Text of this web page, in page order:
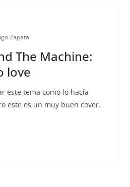
Zapata
The Machine:
love
este tema como lo hacía
este es un muy buen cover.